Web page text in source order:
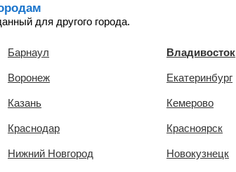
для другого города.
Барнаул Владивосток
Воронеж Екатеринбург
Казань Кемерово
Краснодар Красноярск
Нижний Новгород Новокузнецк